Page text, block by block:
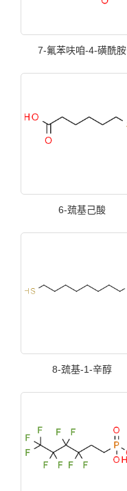
7-氟苯呋咱-4-磺酰胺
6-巯基己酸
8-巯基-1-辛醇